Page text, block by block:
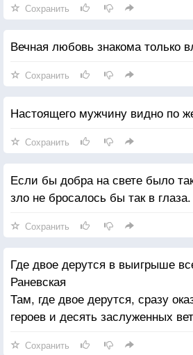
Сохранить
Вечная любовь знакома только
Сохранить
Настоящего мужчину видно по
Сохранить
Если бы добра на свете было
зло не бросалось бы так в глаза.
Сохранить
Где двое дерутся в выигрыше
Раневская
Там, где двое дерутся, сразу
героев и десять заслуженных
Сохранить